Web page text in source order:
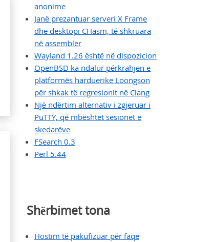
anonime
Janë prezantuar serveri X Frame
dhe desktopi CHasm, të shkruara
në assembler
Wayland 1.26 është në dispozicion
OpenBSD ka ndalur përkrahjen e
platformës harduerike Loongson
për shkak të regresionit në Clang
Një ndërtim alternativ i zgjeruar i
PuTTY, që mbështet sesionet e
skedarëve
FSearch 0.3
Perl 5.44
Shërbimet tona
Hostim të pakufizuar për faqe